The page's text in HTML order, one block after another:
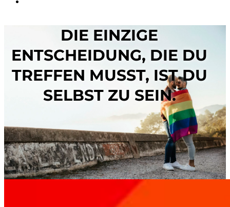
DIE EINZIGE
ENTSCHEIDUNG, DIE DU
TREFFEN MUSST, IST DU
SELBST ZU SEIN.